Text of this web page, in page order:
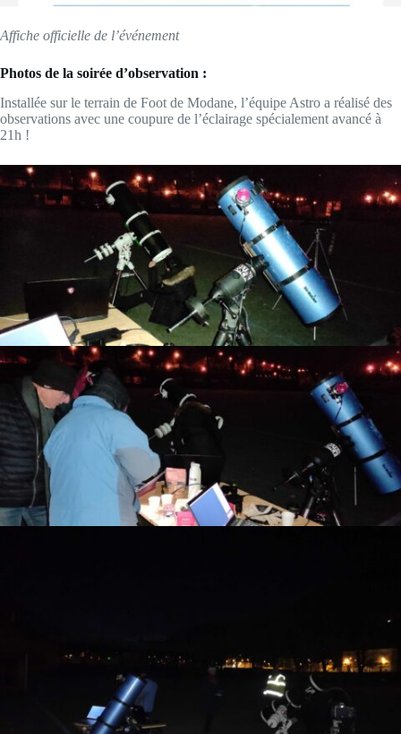
Affiche officielle de l’événement
Photos de la soirée d’observation :
Installée sur le terrain de Foot de Modane, l’équipe Astro a réalisé des
observations avec une coupure de l’éclairage spécialement avancé à
21h !